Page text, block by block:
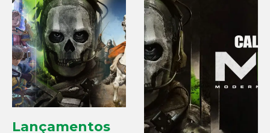
Lançamentos